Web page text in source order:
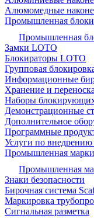
Алюмомедные
Промышленная
Промышленная
Замки LOTO
Блокираторы LOTO
Групповая
Информационные
Хранение и
Наборы
Демонстрационные
Дополнительное
Программные
Услуги по
Промышленная
Промышленная
Знаки безопасности
Бирочная система
Маркировка
Сигнальная разметка